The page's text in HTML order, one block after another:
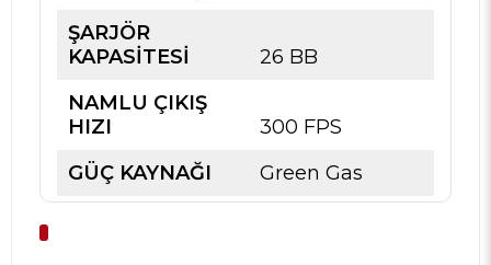
ŞARJÖR
KAPASİTESİ
26 BB
NAMLU ÇIKIŞ
HIZI
300 FPS
GÜÇ KAYNAĞI
Green Gas